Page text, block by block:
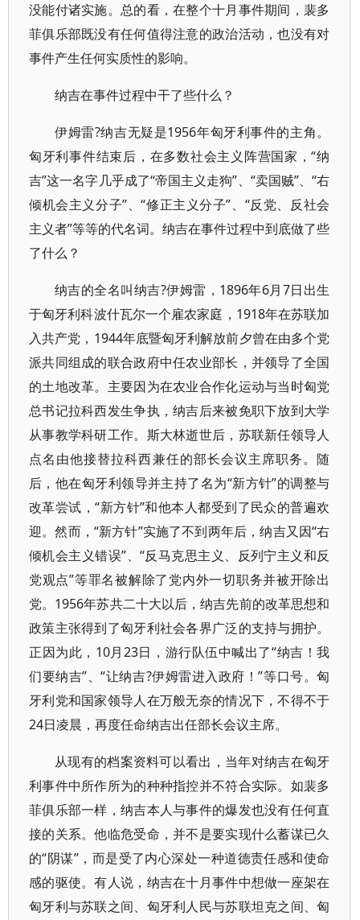
没能付诸实施。总的看，在整个十月事件期间，裴多
菲俱乐部既没有任何值得注意的政治活动，也没有对
事件产生任何实质性的影响。
纳吉在事件过程中干了些什么？
伊姆雷?纳吉无疑是1956年匈牙利事件的主角。
匈牙利事件结束后，在多数社会主义阵营国家，“纳
吉”这一名字几乎成了“帝国主义走狗”、“卖国贼”、“右
倾机会主义分子”、“修正主义分子”、“反党、反社会
主义者”等等的代名词。纳吉在事件过程中到底做了些
了什么？
纳吉的全名叫纳吉?伊姆雷，1896年6月7日出生
于匈牙利科波什瓦尔一个雇农家庭，1918年在苏联加
入共产党，1944年底暨匈牙利解放前夕曾在由多个党
派共同组成的联合政府中任农业部长，并领导了全国
的土地改革。主要因为在农业合作化运动与当时匈党
总书记拉科西发生争执，纳吉后来被免职下放到大学
从事教学科研工作。斯大林逝世后，苏联新任领导人
点名由他接替拉科西兼任的部长会议主席职务。随
后，他在匈牙利领导并主持了名为“新方针”的调整与
改革尝试，“新方针”和他本人都受到了民众的普遍欢
迎。然而，“新方针”实施了不到两年后，纳吉又因“右
倾机会主义错误”、“反马克思主义、反列宁主义和反
党观点”等罪名被解除了党内外一切职务并被开除出
党。1956年苏共二十大以后，纳吉先前的改革思想和
政策主张得到了匈牙利社会各界广泛的支持与拥护。
正因为此，10月23日，游行队伍中喊出了“纳吉！我
们要纳吉”、“让纳吉?伊姆雷进入政府！”等口号。匈
牙利党和国家领导人在万般无奈的情况下，不得不于
24日凌晨，再度任命纳吉出任部长会议主席。
从现有的档案资料可以看出，当年对纳吉在匈牙
利事件中所作所为的种种指控并不符合实际。如裴多
菲俱乐部一样，纳吉本人与事件的爆发也没有任何直
接的关系。他临危受命，并不是要实现什么蓄谋已久
的“阴谋”，而是受了内心深处一种道德责任感和使命
感的驱使。有人说，纳吉在十月事件中想做一座架在
匈牙利与苏联之间、匈牙利人民与苏联坦克之间、匈